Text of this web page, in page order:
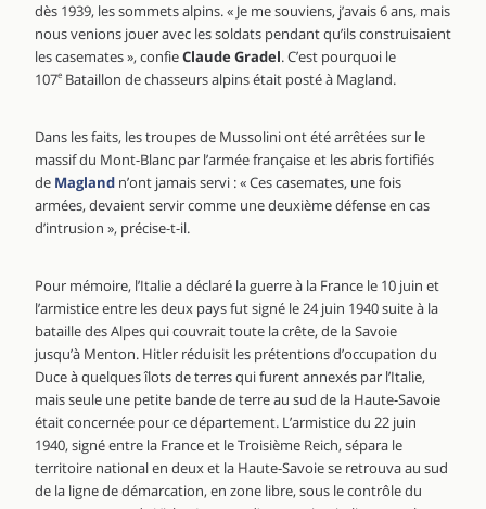
dès 1939, les sommets alpins. « Je me souviens, j’avais 6 ans, mais
nous venions jouer avec les soldats pendant qu’ils construisaient
les casemates », confieClaude Gradel. C’est pourquoi le
107e Bataillon de chasseurs alpins était posté à Magland.
Dans les faits, les troupes de Mussolini ont été arrêtées sur le
massif du Mont-Blanc par l’armée française et les abris fortifiés
de Magland n’ont jamais servi : « Ces casemates, une fois
armées, devaient servir comme une deuxième défense en cas
d’intrusion », précise-t-il.
Pour mémoire, l’Italie a déclaré la guerre à la France le 10 juin et
l’armistice entre les deux pays fut signé le 24 juin 1940 suite à la
bataille des Alpes qui couvrait toute la crête, de la Savoie
jusqu’à Menton. Hitler réduisit les prétentions d’occupation du
Duce à quelques îlots de terres qui furent annexés par l’Italie,
mais seule une petite bande de terre au sud de la Haute-Savoie
était concernée pour ce département. L’armistice du 22 juin
1940, signé entre la France et le Troisième Reich, sépara le
territoire national en deux et la Haute-Savoie se retrouva au sud
de la ligne de démarcation, en zone libre, sous le contrôle du